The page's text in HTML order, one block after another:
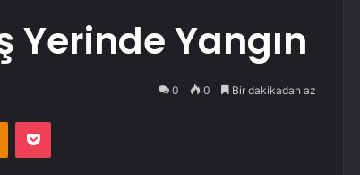
Yerinde Yangın
0 0 Bir dakikadan az
Odnoklassniki
Pocket